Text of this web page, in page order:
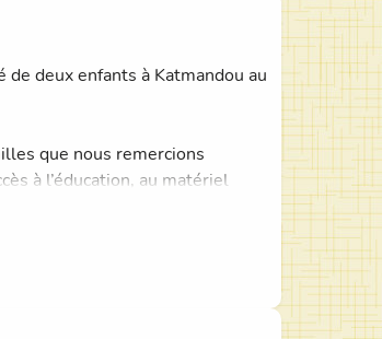
deux enfants à Katmandou au
que nous remercions
à l’éducation, au matériel
l’année qui se termine et
leur quotidien, leur école